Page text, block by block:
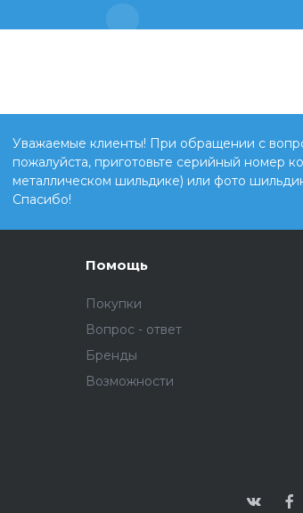
Уважаемые клиенты! При обращении с
пожалуйста, приготовьте серийный номер
металлическом шильдике) или фото
Спасибо!
Помощь
Покупки
Вопрос - ответ
Бренды
Возможности